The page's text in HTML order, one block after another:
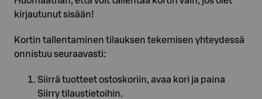
kirjautunut sisään!
Kortin tallentaminen tilauksen tekemisen yhteydessä
onnistuu seuraavasti:
Siirrä tuotteet ostoskoriin, avaa kori ja paina
Siirry tilaustietoihin.